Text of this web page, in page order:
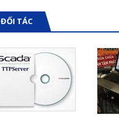
ĐỐI TÁC